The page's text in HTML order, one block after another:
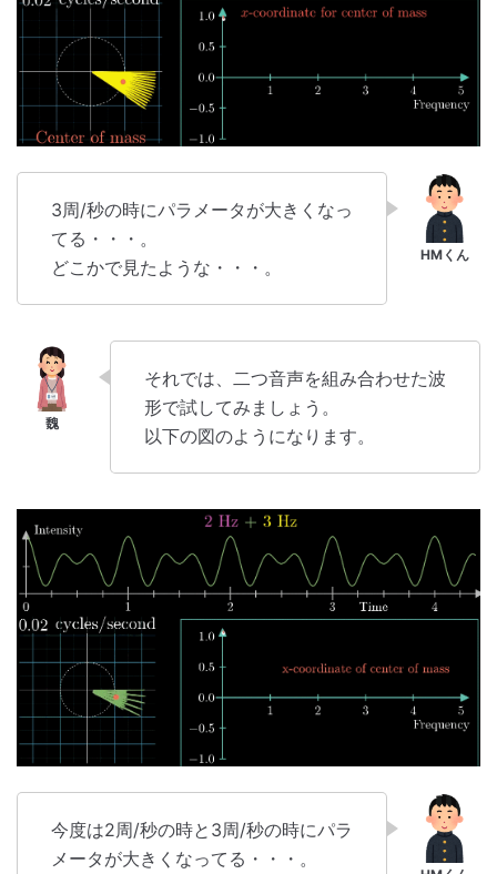
3周/秒の時にパラメータが大きくなっ
てる・・・。
どこかで見たような・・・。
それでは、二つ音声を組み合わせた波
形で試してみましょう。
以下の図のようになります。
今度は2周/秒の時と3周/秒の時にパラ
メータが大きくなってる・・・。